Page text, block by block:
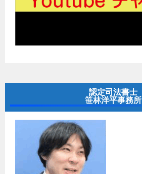
認定司法書士
笹林洋平事務所